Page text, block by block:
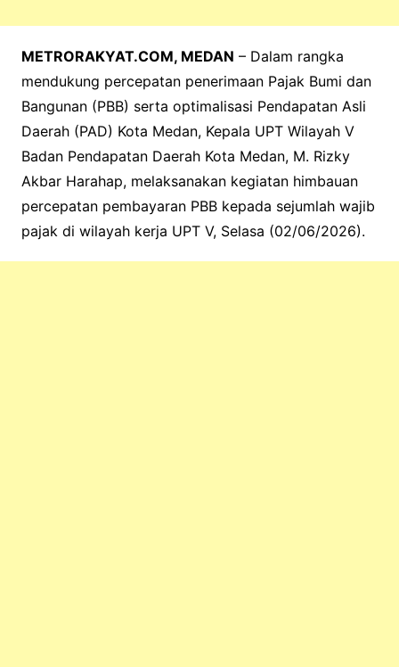
METRORAKYAT.COM, MEDAN – Dalam rangka
mendukung percepatan penerimaan Pajak Bumi dan
Bangunan (PBB) serta optimalisasi Pendapatan Asli
Daerah (PAD) Kota Medan, Kepala UPT Wilayah V
Badan Pendapatan Daerah Kota Medan, M. Rizky
Akbar Harahap, melaksanakan kegiatan himbauan
percepatan pembayaran PBB kepada sejumlah wajib
pajak di wilayah kerja UPT V, Selasa (02/06/2026).